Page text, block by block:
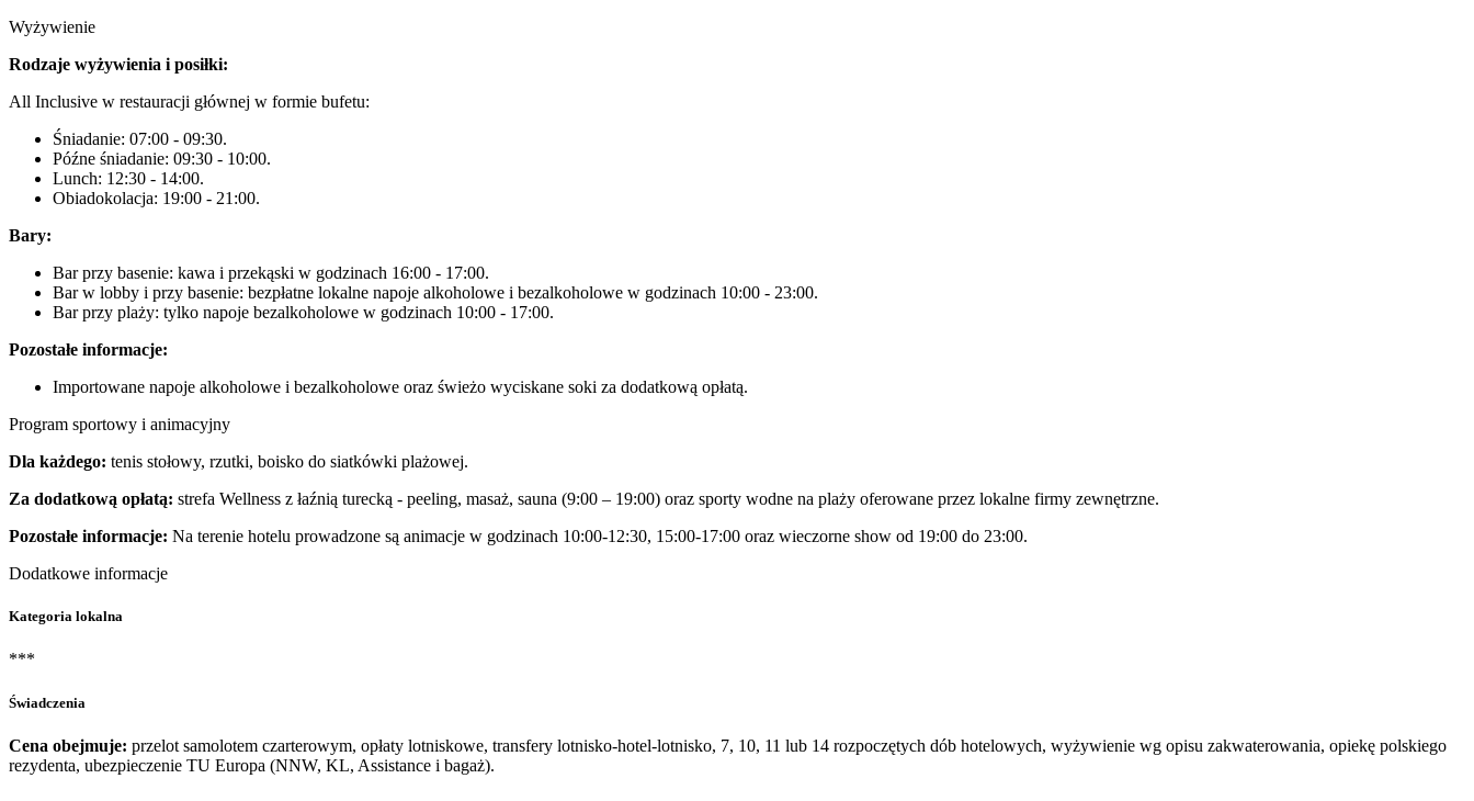
Wyżywienie
Rodzaje wyżywienia i posiłki:
All Inclusive w restauracji głównej w formie bufetu:
Śniadanie: 07:00 - 09:30.
Późne śniadanie: 09:30 - 10:00.
Lunch: 12:30 - 14:00.
Obiadokolacja: 19:00 - 21:00.
Bary:
Bar przy basenie: kawa i przekąski w godzinach 16:00 - 17:00.
Bar w lobby i przy basenie: bezpłatne lokalne napoje alkoholowe i bezalkoholowe w godzinach 10:00 - 23:00.
Bar przy plaży: tylko napoje bezalkoholowe w godzinach 10:00 - 17:00.
Pozostałe informacje:
Importowane napoje alkoholowe i bezalkoholowe oraz świeżo wyciskane soki za dodatkową opłatą.
Program sportowy i animacyjny
Dla każdego: tenis stołowy, rzutki, boisko do siatkówki plażowej.
Za dodatkową opłatą: strefa Wellness z łaźnią turecką - peeling, masaż, sauna (9:00 – 19:00) oraz sporty wodne na plaży oferowane przez lokalne firmy zewnętrzne.
Pozostałe informacje: Na terenie hotelu prowadzone są animacje w godzinach 10:00-12:30, 15:00-17:00 oraz wieczorne show od 19:00 do 23:00.
Dodatkowe informacje
Kategoria lokalna
***
Świadczenia
Cena obejmuje: przelot samolotem czarterowym, opłaty lotniskowe, transfery lotnisko-hotel-lotnisko, 7, 10, 11 lub 14 rozpoczętych dób hotelowych, wyżywienie wg opisu zakwaterowania, opiekę polskiego
rezydenta, ubezpieczenie TU Europa (NNW, KL, Assistance i bagaż).